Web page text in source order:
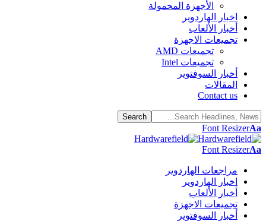
الأجهزة المحمولة
اخبار الهاردوير
أخبار الألعاب
تجميعات الاجهزة
تجميعات AMD
تجميعات Intel
أخبار السوفتوير
المقالات
Contact us
Font ResizerAa
Font ResizerAa
مراجعات الهاردوير
اخبار الهاردوير
أخبار الألعاب
تجميعات الاجهزة
أخبار السوفتوير